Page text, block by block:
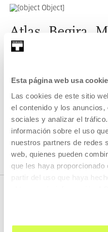
Esta página web usa
Las cookies de este sitio
el contenido y los
sociales y analizar el
información sobre el uso
nuestros partners de redes
web, quienes pueden
que les haya proporcionado
partir del uso que haya
Atlas. Begira.
Inguratzen gaituenari begira,
GEHIAGO IRAKURRI
IKUSI ARTISTA ETA